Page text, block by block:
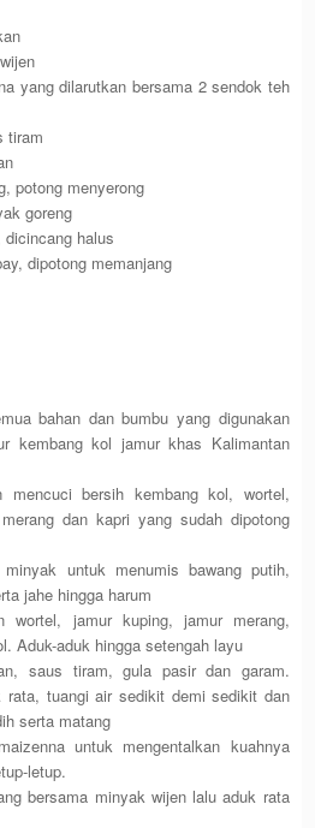
yang dilarutkan bersama 2 sendok teh
tiram
potong menyerong
goreng
halus
dipotong memanjang
bahan dan bumbu yang digunakan
kembang kol jamur khas Kalimantan
mencuci bersih kembang kol, wortel,
dan kapri yang sudah dipotong
minyak untuk menumis bawang putih,
jahe hingga harum
wortel, jamur kuping, jamur merang,
Aduk-aduk hingga setengah layu
saus tiram, gula pasir dan garam.
rata, tuangi air sedikit demi sedikit dan
serta matang
untuk mengentalkan kuahnya
letup.
bersama minyak wijen lalu aduk rata